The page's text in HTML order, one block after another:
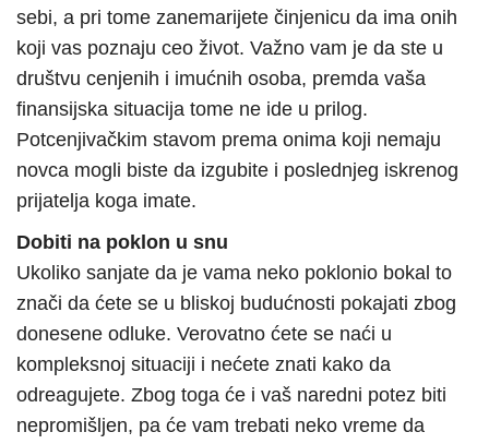
sebi, a pri tome zanemarijete činjenicu da ima onih
koji vas poznaju ceo život. Važno vam je da ste u
društvu cenjenih i imućnih osoba, premda vaša
finansijska situacija tome ne ide u prilog.
Potcenjivačkim stavom prema onima koji nemaju
novca mogli biste da izgubite i poslednjeg iskrenog
prijatelja koga imate.
Dobiti na poklon u snu
Ukoliko sanjate da je vama neko poklonio bokal to
znači da ćete se u bliskoj budućnosti pokajati zbog
donesene odluke. Verovatno ćete se naći u
kompleksnoj situaciji i nećete znati kako da
odreagujete. Zbog toga će i vaš naredni potez biti
nepromišljen, pa će vam trebati neko vreme da